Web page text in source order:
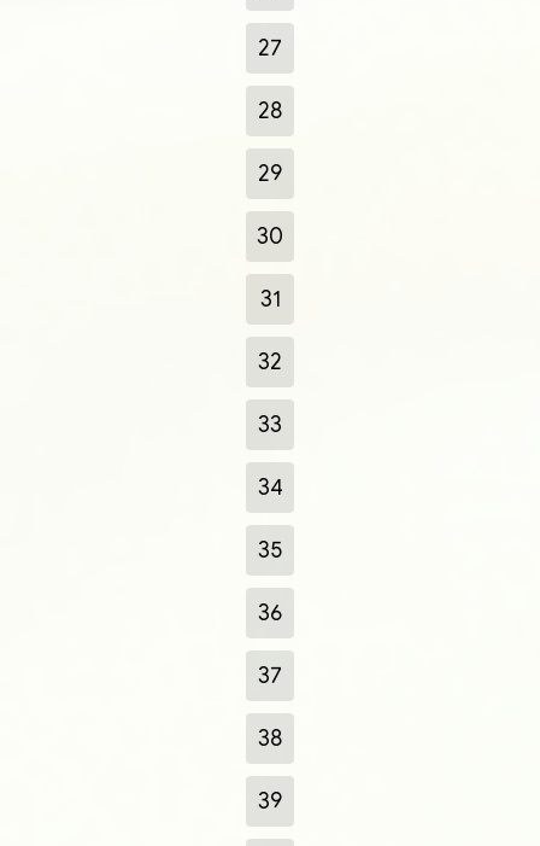
27
28
29
30
31
32
33
34
35
36
37
38
39